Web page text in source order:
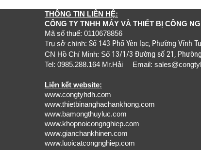
THÔNG TIN LIÊN HỆ:
CÔNG TY TNHH MÁY VÀ THIẾT BỊ CÔNG
Mã số thuế: 0110678856
Trụ sở chính: Số 143 Phố Yên lạc, Phường Vĩnh
CN Hồ Chí Minh: Số 13/1/3 Đường số 21,
Tel: 0985.288.164 Mr.Hải Email:
Liên kết website:
www.congtyhdh.com
www.thietbinanghachankhong.com
www.bamongthuyluc.com
www.khopnoicongnghiep.com
www.gianchankhinen.com
www.luoicatcongnghiep.com